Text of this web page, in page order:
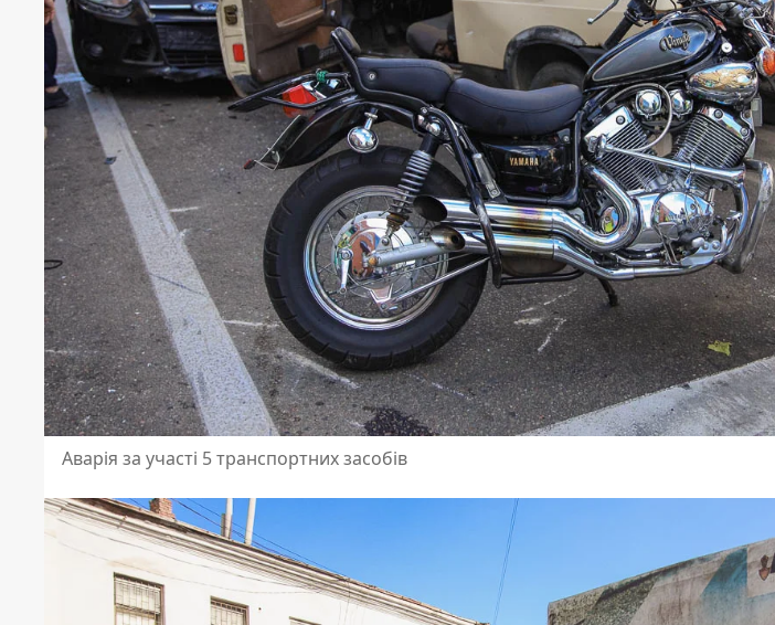
Аварія за участі 5 транспортних засобів